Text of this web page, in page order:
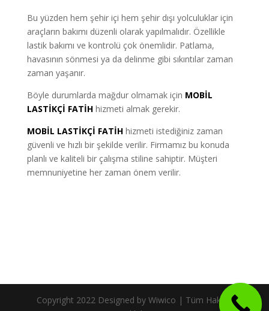
Bu yüzden hem şehir içi hem şehir dışı yolculuklar için
araçların bakımı düzenli olarak yapılmalıdır. Özellikle
lastik bakımı ve kontrolü çok önemlidir. Patlama,
havasının sönmesi ya da delinme gibi sıkıntılar zaman
zaman yaşanır.
Böyle durumlarda mağdur olmamak için MOBİL
LASTİKÇİ FATİH hizmeti almak gerekir.
MOBİL LASTİKÇİ FATİH hizmeti istediğiniz zaman
güvenli ve hızlı bir şekilde verilir. Firmamız bu konuda
planlı ve kaliteli bir çalışma stiline sahiptir. Müşteri
memnuniyetine her zaman önem verilir.
Copyright 2022 Designed by Wiwico | Tüm Hakları